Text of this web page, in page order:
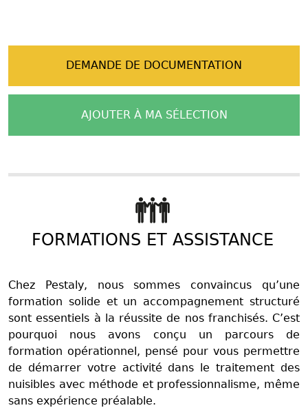
DEMANDE DE DOCUMENTATION
AJOUTER À MA SÉLECTION
FORMATIONS ET ASSISTANCE
Chez Pestaly, nous sommes convaincus qu’une
formation solide et un accompagnement structuré
sont essentiels à la réussite de nos franchisés. C’est
pourquoi nous avons conçu un parcours de
formation opérationnel, pensé pour vous permettre
de démarrer votre activité dans le traitement des
nuisibles avec méthode et professionnalisme, même
sans expérience préalable.